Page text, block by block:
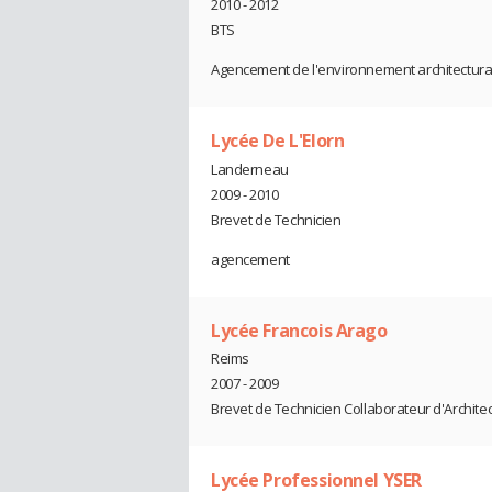
2010 - 2012
BTS
Agencement de l'environnement
Lycée De L'Elorn
Landerneau
2009 - 2010
Brevet de Technicien
agencement
Lycée Francois Arago
Reims
2007 - 2009
Brevet de Technicien Collaborateur
Lycée Professionnel YSER